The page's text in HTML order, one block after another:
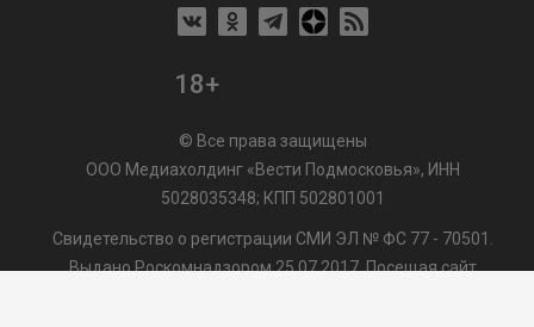
18+
© Все права защищены
ООО Медиахолдинг «Вести Подмосковья», ИНН
5028035348; КПП 502801001
Свидетельство о регистрации СМИ ЭЛ № ФС 77 - 70501.
Выдано Роскомнадзором 25.07.2017. Посещая сайт